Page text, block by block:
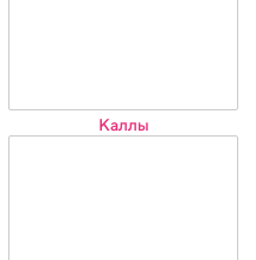
Каллы